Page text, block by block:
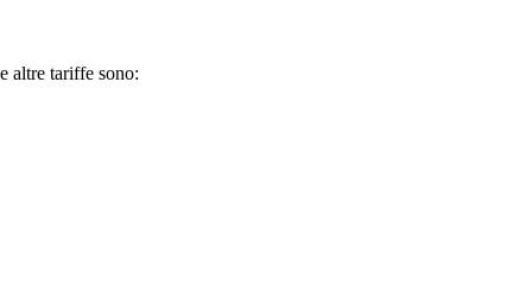
altre tariffe sono: